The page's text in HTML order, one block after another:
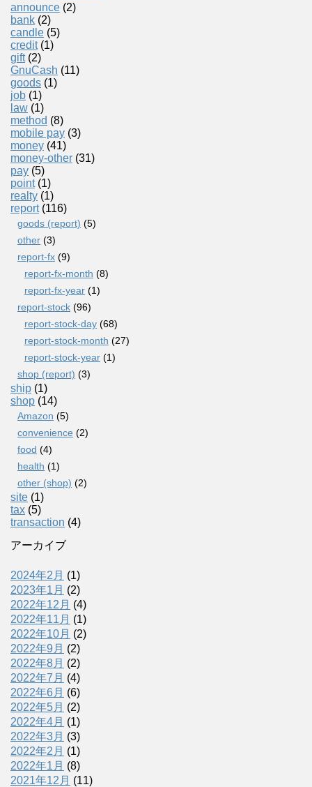
announce (2)
bank (2)
candle (5)
credit(1)
gift(2)
GnuCash (11)
goods (1)
job (1)
law (1)
method (8)
mobile pay (3)
money (41)
money-other (31)
pay (5)
point(1)
realty (1)
report(116)
goods (report) (5)
other (3)
report-fx (9)
report-fx-month (8)
report-fx-year (1)
report-stock (96)
report-stock-day (68)
report-stock-month (27)
report-stock-year (1)
shop (report) (3)
ship (1)
shop (14)
Amazon (5)
convenience (2)
food (4)
health (1)
other (shop) (2)
site (1)
tax (5)
transaction (4)
アーカイブ
2024年2月 (1)
2023年1月 (2)
2022年12月 (4)
2022年11月 (1)
2022年10月 (2)
2022年9月 (2)
2022年8月 (2)
2022年7月 (4)
2022年6月 (6)
2022年5月 (2)
2022年4月 (1)
2022年3月 (3)
2022年2月 (1)
2022年1月 (8)
2021年12月 (11)